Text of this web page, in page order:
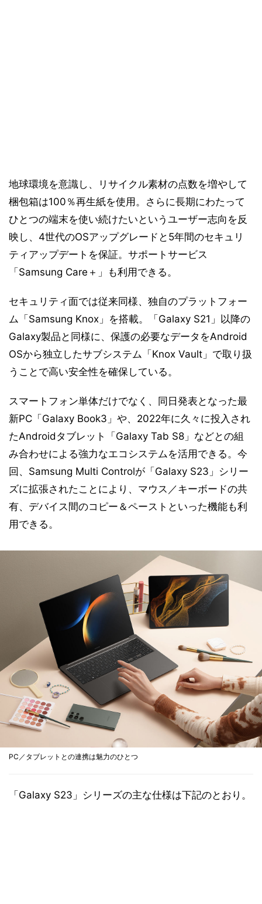
地球環境を意識し、リサイクル素材の点数を増やして
梱包箱は100％再生紙を使用。さらに長期にわたって
ひとつの端末を使い続けたいというユーザー志向を反
映し、4世代のOSアップグレードと5年間のセキュリ
ティアップデートを保証。サポートサービス
「Samsung Care＋」も利用できる。
セキュリティ面では従来同様、独自のプラットフォー
ム「Samsung Knox」を搭載。「Galaxy S21」以降の
Galaxy製品と同様に、保護の必要なデータをAndroid
OSから独立したサブシステム「Knox Vault」で取り扱
うことで高い安全性を確保している。
スマートフォン単体だけでなく、同日発表となった最
新PC「Galaxy Book3」や、2022年に久々に投入され
たAndroidタブレット「Galaxy Tab S8」などとの組
み合わせによる強力なエコシステムを活用できる。今
回、Samsung Multi Controlが「Galaxy S23」シリー
ズに拡張されたことにより、マウス／キーボードの共
有、デバイス間のコピー＆ペーストといった機能も利
用できる。
PC／タブレットとの連携は魅力のひとつ
「Galaxy S23」シリーズの主な仕様は下記のとおり。